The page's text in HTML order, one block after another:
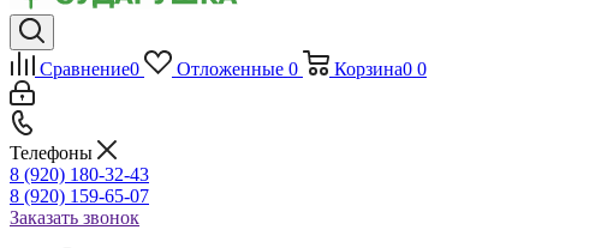
Сравнение0 Отложенные 0 Корзина0 0
Телефоны
8 (920) 180-32-43
8 (920) 159-65-07
Заказать звонок